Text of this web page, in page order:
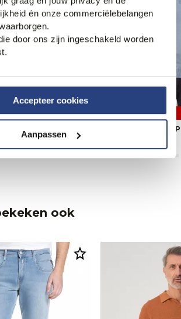
én onze commerciëlebelangen
door ons zijn ingeschakeld worden
Accepteer cookies
Aanpassen
Polo
3 halen, 1 betalen
Campbell Nathan
ook